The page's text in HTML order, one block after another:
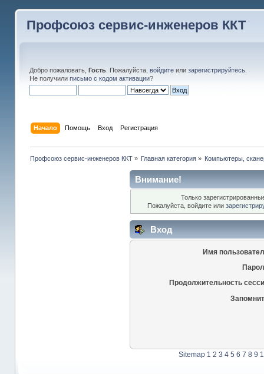
Профсоюз сервис-инженеров ККТ
Добро пожаловать, Гость. Пожалуйста, войдитеили зарегистрируйтесь.
Не получили письмо с кодом активации?
Начало Помощь Вход Регистрация
Профсоюз сервис-инженеров ККТ» Главная категория » Компьютеры,
Внимание!
Только
Пожалуйста, войдите или
Вход
Имя
Продолжительность
Sitemap 1 2 3 4 5 6 7 8 9